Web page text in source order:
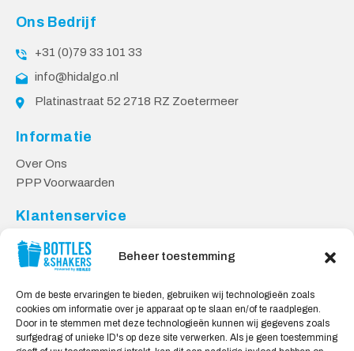
Beheer toestemming
Om de beste ervaringen te bieden, gebruiken wij technologieën zoals
cookies om informatie over je apparaat op te slaan en/of te raadplegen.
Door in te stemmen met deze technologieën kunnen wij gegevens zoals
surfgedrag of unieke ID's op deze site verwerken. Als je geen toestemming
Ons Bedrijf
+31 (0)79 33 101 33
info@hidalgo.nl
Platinastraat 52 2718 RZ Zoetermeer
Informatie
Over Ons
PPP Voorwaarden
Klantenservice
Contact
Levering & Retourneren
Veilig Shoppen
My account